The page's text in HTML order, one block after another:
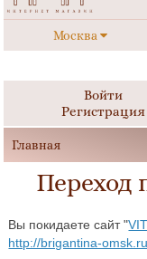
Москва
Войти
Регистрация
Переход
Вы покидаете сайт "
http://brigantina-omsk.ru